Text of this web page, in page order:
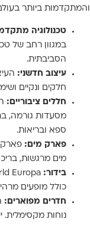
והמתקדמות ביותר
טכנולוגיה
במגוון רחב של
הסביבתית.
עיצוב חדשני:
חלקים ונקיים
חללים ציבוריים:
מסעדות גורמה,
ספא ובריאות.
פארק מים: פארק
מים מרגשות,
בידור:
כולל מופעים
חדרים מפוארים:
נוחות מקסימלית.